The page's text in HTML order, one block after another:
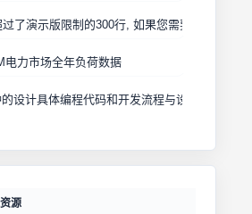
本例的源描述超过了演示版限制的300行, 如果您需
电力市场全年负荷数据
设计具体编程代码和开发流程与设计图
源